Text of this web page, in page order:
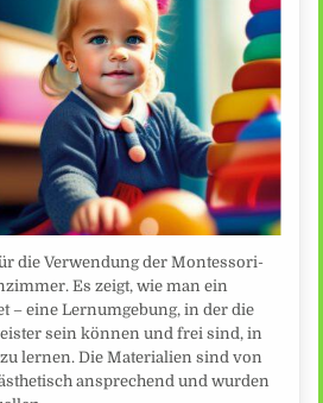
die Verwendung der Montessori-
Es zeigt, wie man ein
– eine Lernumgebung, in der die
sein können und frei sind, in
lernen. Die Materialien sind von
ansprechend und wurden